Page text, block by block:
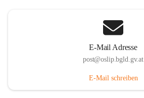
E-Mail Adresse
post@oslip.bgld.gv.at
E-Mail schreiben